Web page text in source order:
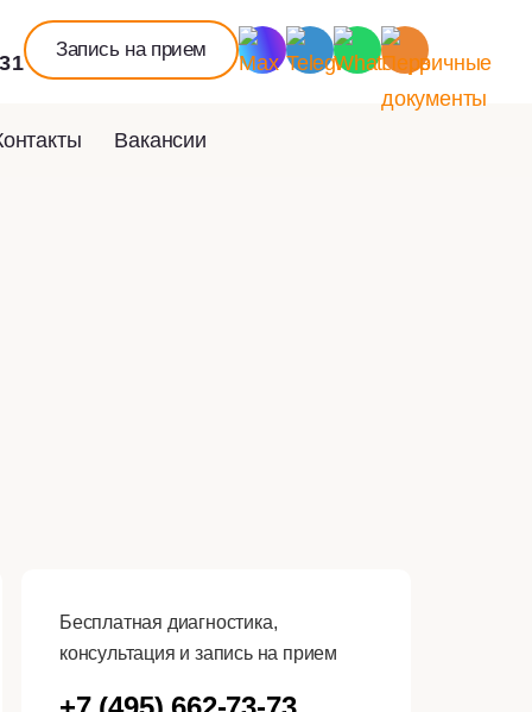
Запись на прием
Вакансии
Бесплатная диагностика,
консультация и запись на прием